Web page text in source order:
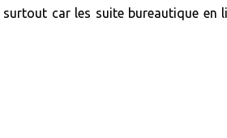
car les suite bureautique en